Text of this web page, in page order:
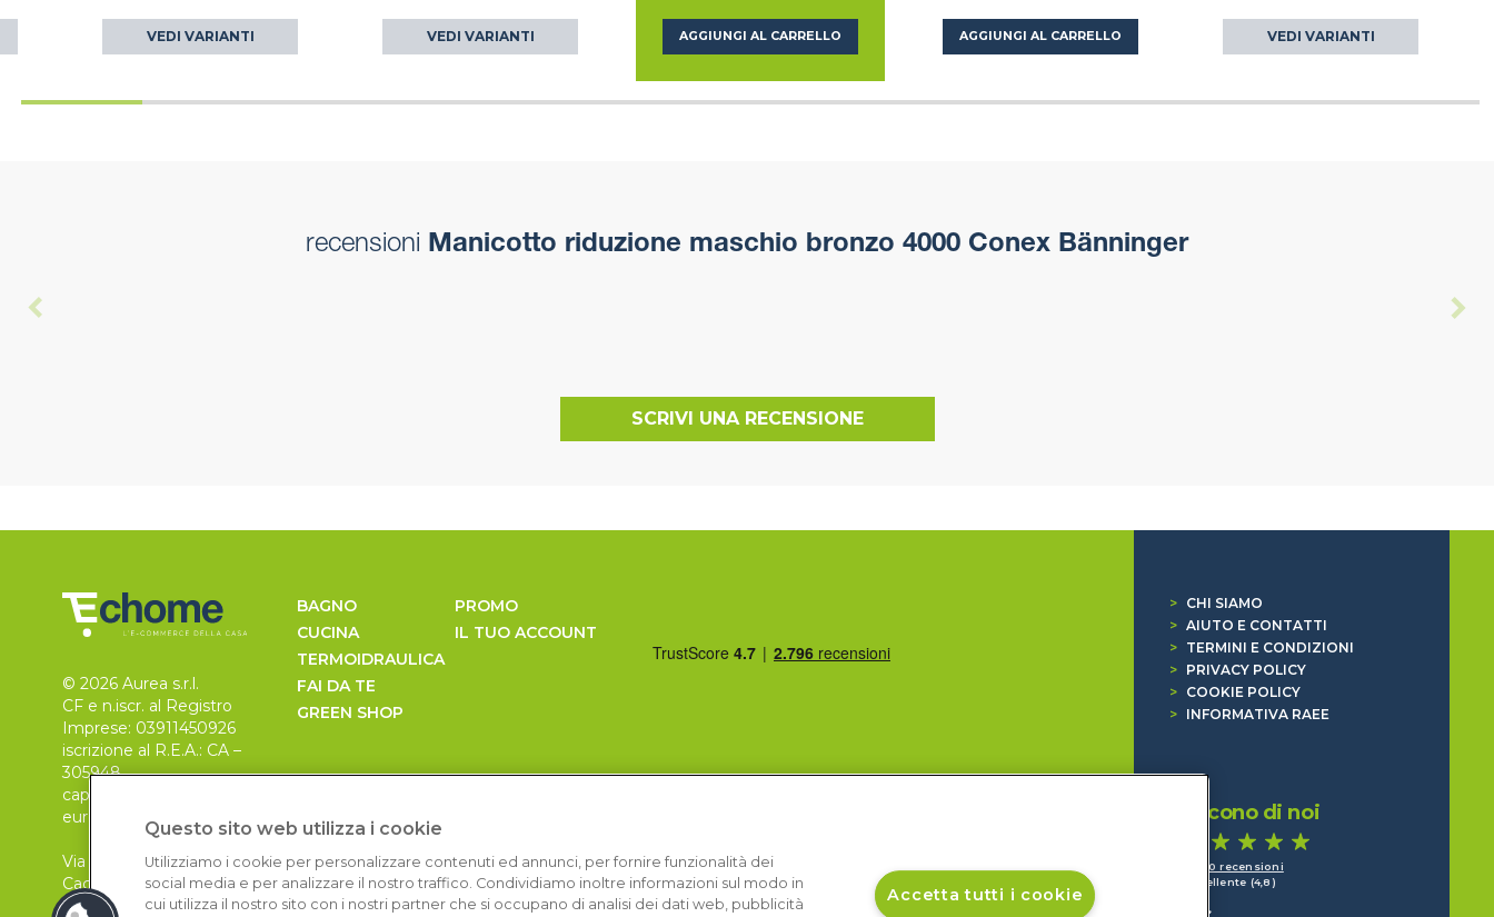
VEDI VARIANTI VEDI VARIANTI AGGIUNGI AL CARRELLO AGGIUNGI AL CARRELLO VEDI VARIANTI
recensioni Manicotto riduzione maschio bronzo 4000 Conex Bänninger
SCRIVI UNA RECENSIONE
© 2026 Aurea s.r.l.
CF e n.iscr. al Registro
Imprese: 03911450926
iscrizione al R.E.A.: CA –
305948
capitale sociale 30.000
euro, i.v.
Via Pietro Leo n. 6
Cagliari
09129
BAGNO
CUCINA
TERMOIDRAULICA
FAI DA TE
GREEN SHOP
PROMO
IL TUO ACCOUNT
>
CHI SIAMO
> AIUTO E CONTATTI
>
TERMINI E CONDIZIONI
>
PRIVACY POLICY
>
COOKIE POLICY
>
INFORMATIVA RAEE
Dicono di noi
1.640 recensioni
Eccellente (4,8)
Questo sito web utilizza i cookie
Utilizziamo i cookie per personalizzare contenuti ed annunci, per fornire funzionalità dei
social media e per analizzare il nostro traffico. Condividiamo inoltre informazioni sul modo in
cui utilizza il nostro sito con i nostri partner che si occupano di analisi dei dati web, pubblicità
Accetta tutti i cookie